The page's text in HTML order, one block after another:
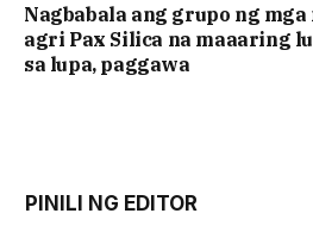
Nagbabala ang grupo ng
agri Pax Silica na maaaring
sa lupa, paggawa
PINILI NG EDITOR